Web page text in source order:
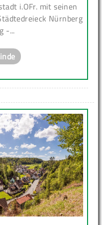
i.OFr. mit seinen
Nürnberg
-...